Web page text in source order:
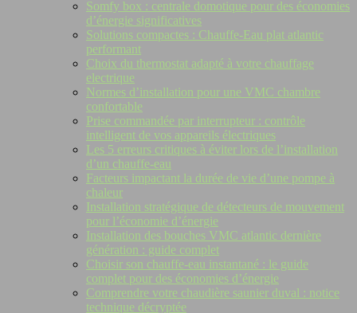
Somfy box : centrale domotique pour des économies
d’énergie significatives
Solutions compactes : Chauffe-Eau plat atlantic
performant
Choix du thermostat adapté à votre chauffage
electrique
Normes d’installation pour une VMC chambre
confortable
Prise commandée par interrupteur : contrôle
intelligent de vos appareils électriques
Les 5 erreurs critiques à éviter lors de l’installation
d’un chauffe-eau
Facteurs impactant la durée de vie d’une pompe à
chaleur
Installation stratégique de détecteurs de mouvement
pour l’économie d’énergie
Installation des bouches VMC atlantic dernière
génération : guide complet
Choisir son chauffe-eau instantané : le guide
complet pour des économies d’énergie
Comprendre votre chaudière saunier duval : notice
technique décryptée